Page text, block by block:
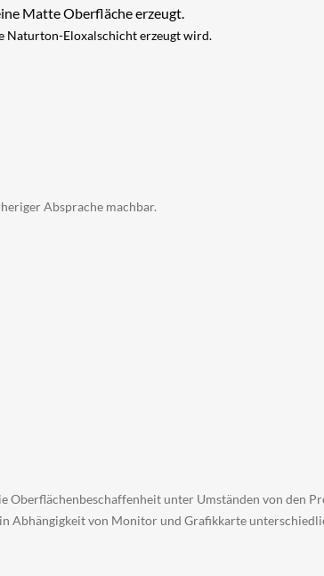
Matte Oberfläche erzeugt.
Naturton-Eloxalschicht erzeugt wird.
Absprache machbar.
Oberflächenbeschaffenheit unter Umständen von den
Abhängigkeit von Monitor und Grafikkarte